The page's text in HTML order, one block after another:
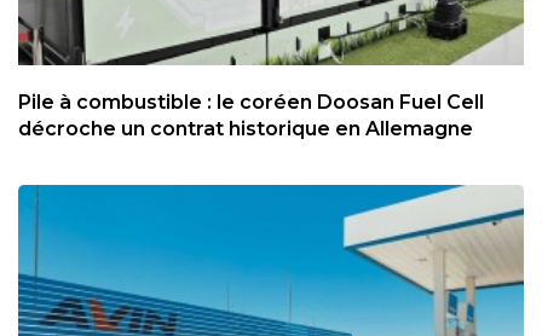
Pile à combustible : le coréen Doosan Fuel Cell
décroche un contrat historique en Allemagne